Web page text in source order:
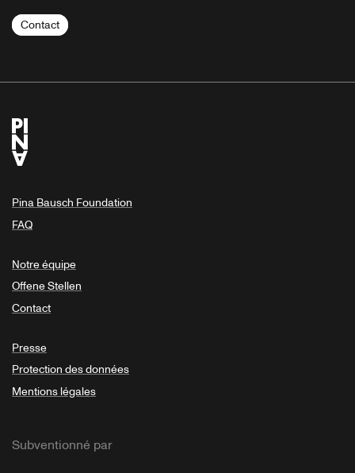
Contact
Pina Bausch Foundation
FAQ
Notre équipe
Offene Stellen
Contact
Presse
Protection des données
Mentions légales
Subventionné par